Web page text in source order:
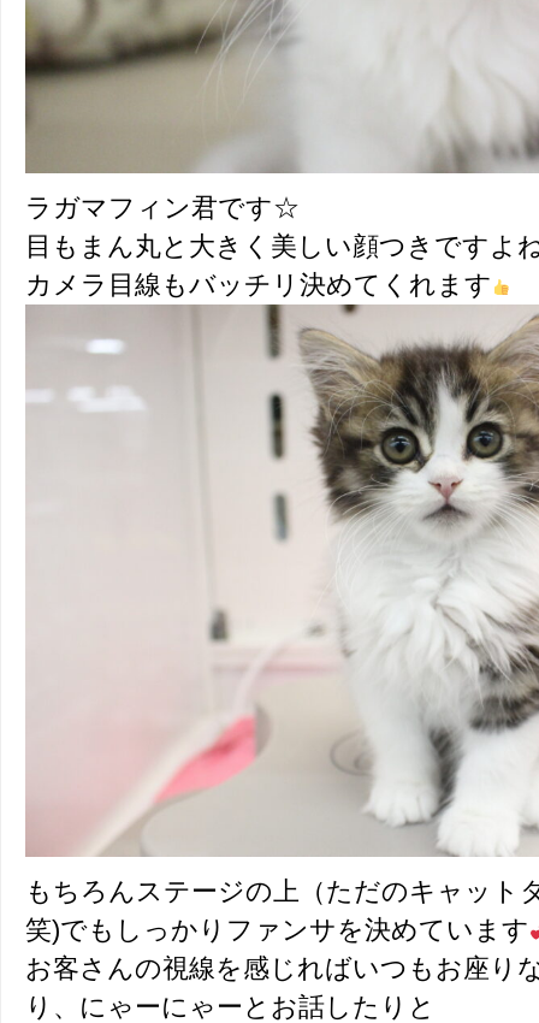
ラガマフィン君です☆
目もまん丸と大きく美しい顔つきですよ
カメラ目線もバッチリ決めてくれます
もちろんステージの上（ただのキャット
笑)でもしっかりファンサを決めています
お客さんの視線を感じればいつもお座り
り、にゃーにゃーとお話したりと